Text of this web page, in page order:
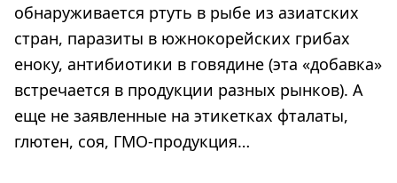
обнаруживается ртуть в рыбе из азиатских
стран, паразиты в южнокорейских грибах
еноку, антибиотики в говядине (эта «добавка»
встречается в продукции разных рынков). А
еще не заявленные на этикетках фталаты,
глютен, соя, ГМО-продукция…